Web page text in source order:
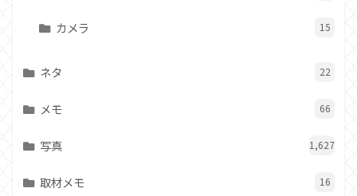
カメラ 15
ネタ 22
メモ 66
写真 1,627
取材メモ 16